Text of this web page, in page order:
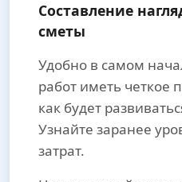
Составление
сметы
Удобно в самом
работ иметь четкое
как будет
Узнайте заранее
затрат.